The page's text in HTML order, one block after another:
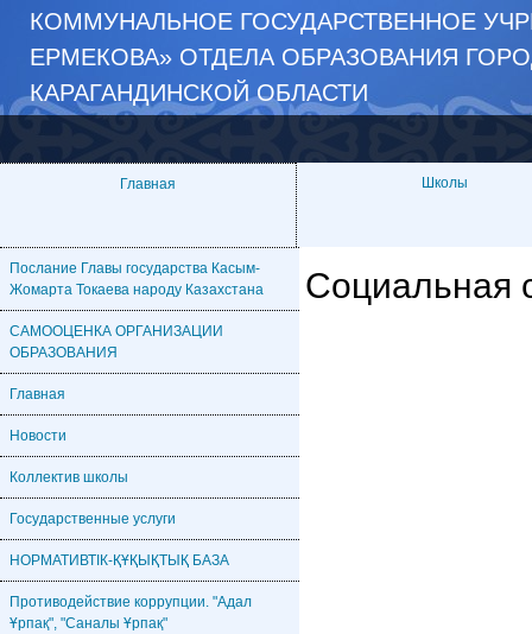
КОММУНАЛЬНОЕ ГОСУДАРСТВЕННОЕ
ЕРМЕКОВА» ОТДЕЛА ОБРАЗОВАНИЯ
КАРАГАНДИНСКОЙ ОБЛАСТИ
Главная Школы
Послание Главы государства Касым-
Жомарта Токаева народу Казахстана
САМООЦЕНКА ОРГАНИЗАЦИИ
ОБРАЗОВАНИЯ
Главная
Новости
Коллектив школы
Государственные услуги
НОРМАТИВТІК-ҚҰҚЫҚТЫҚ БАЗА
Противодействие коррупции. "Адал
Ұрпақ", "Саналы Ұрпақ"
Социальная